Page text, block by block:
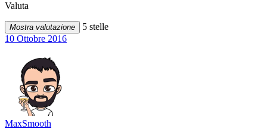
Valuta
Mostra valutazione
5 stelle
10 Ottobre 2016
MaxSmooth